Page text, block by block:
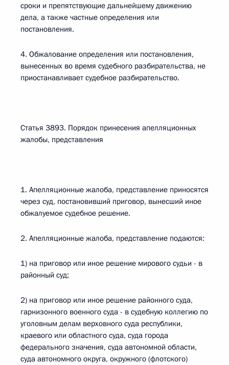
сроки и препятствующие дальнейшему движению
дела, а также частные определения или
постановления.
4. Обжалование определения или постановления,
вынесенных во время судебного разбирательства, не
приостанавливает судебное разбирательство.
Статья 3893. Порядок принесения апелляционных
жалобы, представления
1. Апелляционные жалоба, представление приносятся
через суд, постановивший приговор, вынесший иное
обжалуемое судебное решение.
2. Апелляционные жалоба, представление подаются:
1) на приговор или иное решение мирового судьи - в
районный суд;
2) на приговор или иное решение районного суда,
гарнизонного военного суда - в судебную коллегию по
уголовным делам верховного суда республики,
краевого или областного суда, суда города
федерального значения, суда автономной области,
суда автономного округа, окружного (флотского)